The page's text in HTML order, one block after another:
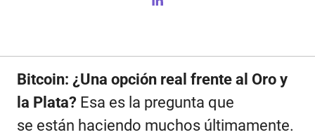
Bitcoin: ¿Una opción real frente al Oro y
la Plata? Esa es la pregunta que
se están haciendo muchos últimamente.